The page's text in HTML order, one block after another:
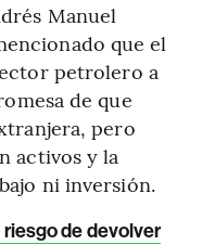
Manuel
que el
petrolero a
de que
pero
activos y la
ni inversión.
riesgo de devolver